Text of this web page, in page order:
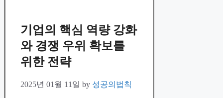
기업의 핵심 역량 강화
와 경쟁 우위 확보를
위한 전략
2025년 01월 11일 by 성공의법칙